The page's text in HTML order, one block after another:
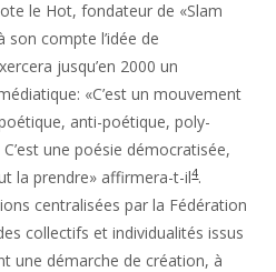
le Hot, fondateur de «Slam
compte l’idée de
jusqu’en 2000 un
«C’est un mouvement
anti-poétique, poly-
une poésie démocratisée,
la prendre» affirmera-t-il4.
centralisées par la Fédération
collectifs et individualités issus
une démarche de création, à